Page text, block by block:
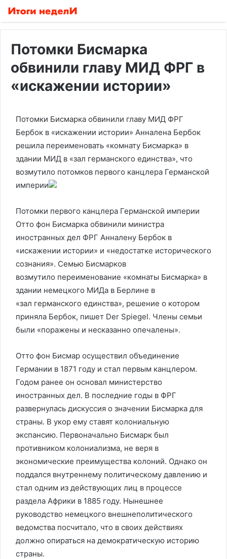
Потомки Бисмарка
обвинили главу МИД ФРГ в
«искажении истории»
Потомки Бисмарка обвинили главу МИД ФРГ
Бербок в «искажении истории» Анналена Бербок
решила переименовать «комнату Бисмарка» в
здании МИД в «зал германского единства», что
возмутило потомков первого канцлера Германской
империи
Потомки первого канцлера Германской империи
Отто фон Бисмарка обвинили министра
иностранных дел ФРГ Анналену Бербок в
«искажении истории» и «недостатке исторического
сознания». Семью Бисмарков
возмутило переименование «комнаты Бисмарка» в
здании немецкого МИДа в Берлине в
«зал германского единства», решение о котором
приняла Бербок, пишет Der Spiegel. Члены семьи
были «поражены и несказанно опечалены».
Отто фон Бисмар осуществил объединение
Германии в 1871 году и стал первым канцлером.
Годом ранее он основал министерство
иностранных дел. В последние годы в ФРГ
развернулась дискуссия о значении Бисмарка для
страны. В укор ему ставят колониальную
экспансию. Первоначально Бисмарк был
противником колониализма, не веря в
экономические преимущества колоний. Однако он
поддался внутреннему политическому давлению и
стал одним из действующих лиц в процессе
раздела Африки в 1885 году. Нынешнее
руководство немецкого внешнеполитического
ведомства посчитало, что в своих действиях
должно опираться на демократическую историю
страны.